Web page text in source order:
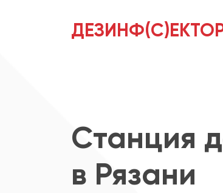
Станция
в Рязани